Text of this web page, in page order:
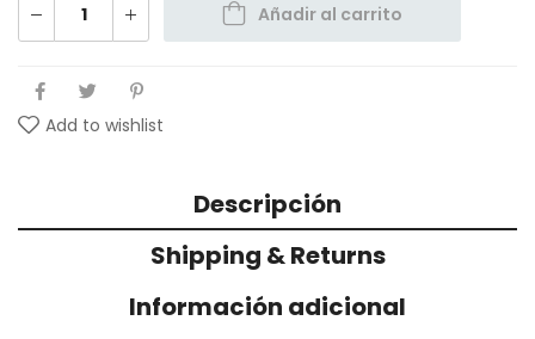
Añadir al carrito
Add to wishlist
Descripción
Shipping & Returns
Información adicional